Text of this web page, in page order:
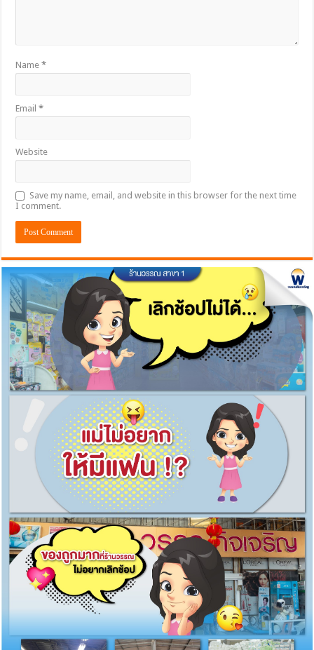
Name*
Email*
Website
Save my name, email, and website in this browser for the next time
I comment.